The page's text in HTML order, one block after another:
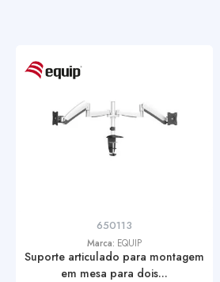
650113
Marca: EQUIP
Suporte articulado para montagem
em mesa para dois...